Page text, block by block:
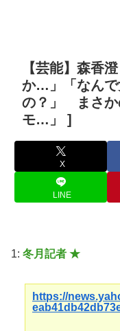
【芸能】森香
か…」「なんで
の？」 まさか
モ…」 ]
X
LINE
1: 冬月記者 ★
https://